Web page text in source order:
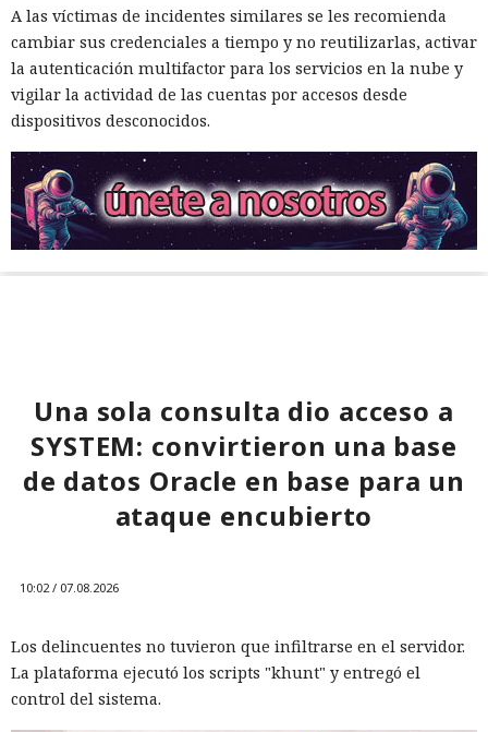
A las víctimas de incidentes similares se les recomienda
cambiar sus credenciales a tiempo y no reutilizarlas, activar
la autenticación multifactor para los servicios en la nube y
vigilar la actividad de las cuentas por accesos desde
dispositivos desconocidos.
Una sola consulta dio acceso a
SYSTEM: convirtieron una base
de datos Oracle en base para un
ataque encubierto
10:02 / 07.08.2026
Los delincuentes no tuvieron que infiltrarse en el servidor.
La plataforma ejecutó los scripts "khunt" y entregó el
control del sistema.